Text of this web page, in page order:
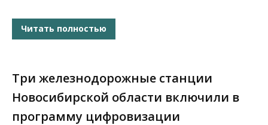
Читать полностью
Три железнодорожные станции
Новосибирской области включили в
программу цифровизации